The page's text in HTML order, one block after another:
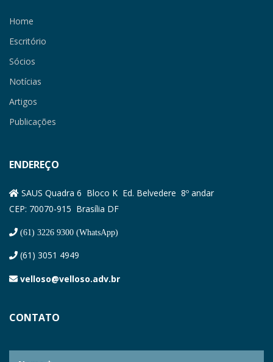
Home
Escritório
Sócios
Notícias
Artigos
Publicações
ENDEREÇO
SAUS Quadra 6 Bloco K Ed. Belvedere 8º andar
CEP: 70070-915 Brasília DF
(61) 3226 9300 (WhatsApp)
(61) 3051 4949
velloso@velloso.adv.br
CONTATO